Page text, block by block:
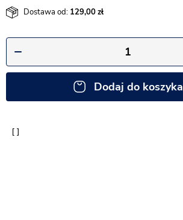
Dostawa od: 129,00
Dodaj do koszyka